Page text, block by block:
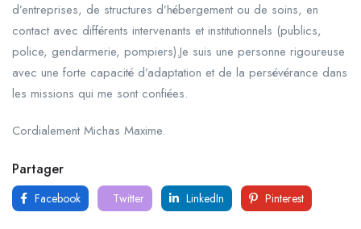
d’entreprises, de structures d’hébergement ou de soins, en
contact avec différents intervenants et institutionnels (publics,
police, gendarmerie, pompiers).Je suis une personne rigoureuse
avec une forte capacité d’adaptation et de la persévérance dans
les missions qui me sont confiées.
Cordialement Michas Maxime.
Partager
Facebook Twitter LinkedIn Pinterest